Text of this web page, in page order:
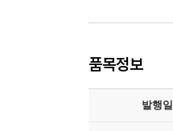
품목정보
발행일